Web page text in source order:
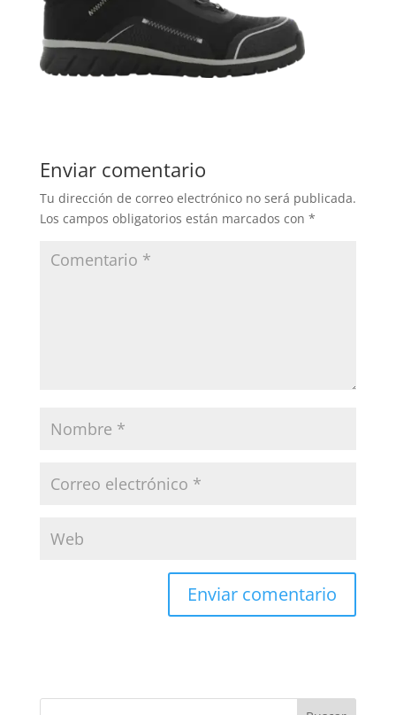
Enviar comentario
Tu dirección de correo electrónico no será publicada.
Los campos obligatorios están marcados con *